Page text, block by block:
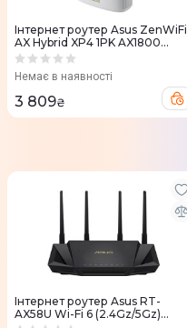
Iнтернет роутер Asus ZenWiFi
AX Hybrid XP4 1PK AX1800
AV1300 2xGE LAN 1xGE WAN
Немає в наявності
3 809₴
Інтернет роутер Asus RT-
AX58U Wi-Fi 6 (2.4Gz/5Gz)